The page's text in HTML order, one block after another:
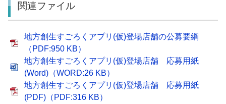
関連ファイル
地方創生すごろくアプリ(仮)登場店舗の公募要綱
（PDF:950 KB）
地方創生すごろくアプリ(仮)登場店舗 応募用紙
(Word)（WORD:26 KB）
地方創生すごろくアプリ(仮)登場店舗 応募用紙
(PDF)（PDF:316 KB）